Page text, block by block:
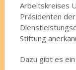
Arbeitskreises
Präsidenten
Stiftung
Dazu gibt es